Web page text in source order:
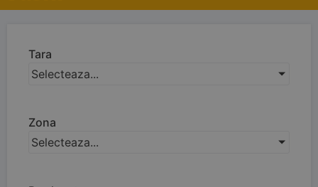
Tara
Selecteaza...
Zona
Selecteaza...